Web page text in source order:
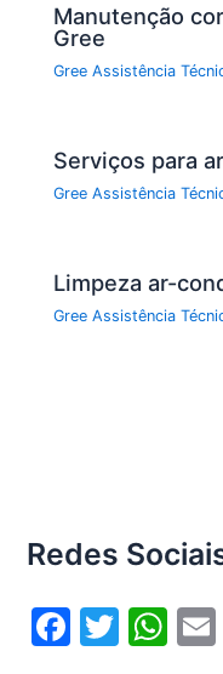
Manutenção
Gree
Gree Assistência
Serviços para
Gree Assistência
Limpeza ar-
Gree Assistência
Redes
F
T
W